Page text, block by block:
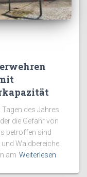
des Jahres
die Gefahr von
betroffen sind
Waldbereiche.
am Weiterlesen